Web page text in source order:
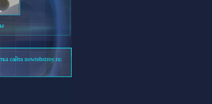
сайта nowtehstroy.ru: